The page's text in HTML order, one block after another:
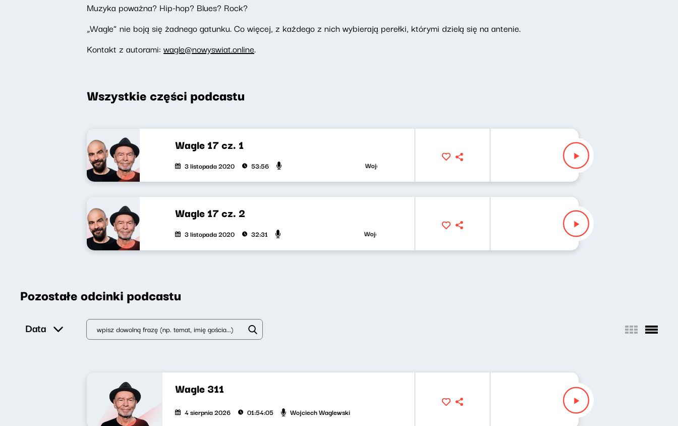
Muzyka poważna? Hip-hop? Blues? Rock?
„Wagle” nie boją się żadnego gatunku. Co więcej, z każdego z nich wybierają perełki, którymi dzielą się na antenie.
Kontakt z autorami: wagle@nowyswiat.online.
Wszystkie części podcastu
Wagle 17 cz. 1
3 listopada 2020 53:56 Wojciech Waglewski, Bartosz "Fisz" Waglewski
Wagle 17 cz. 2
3 listopada 2020 32:31 Wojciech Waglewski, Bartosz "Fisz" Waglewski
Pozostałe odcinki podcastu
Data
Wagle 311
4 sierpnia 2026 01:54:05 Wojciech Waglewski